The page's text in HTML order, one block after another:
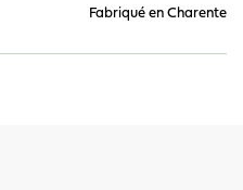
Fabriqué en Charente